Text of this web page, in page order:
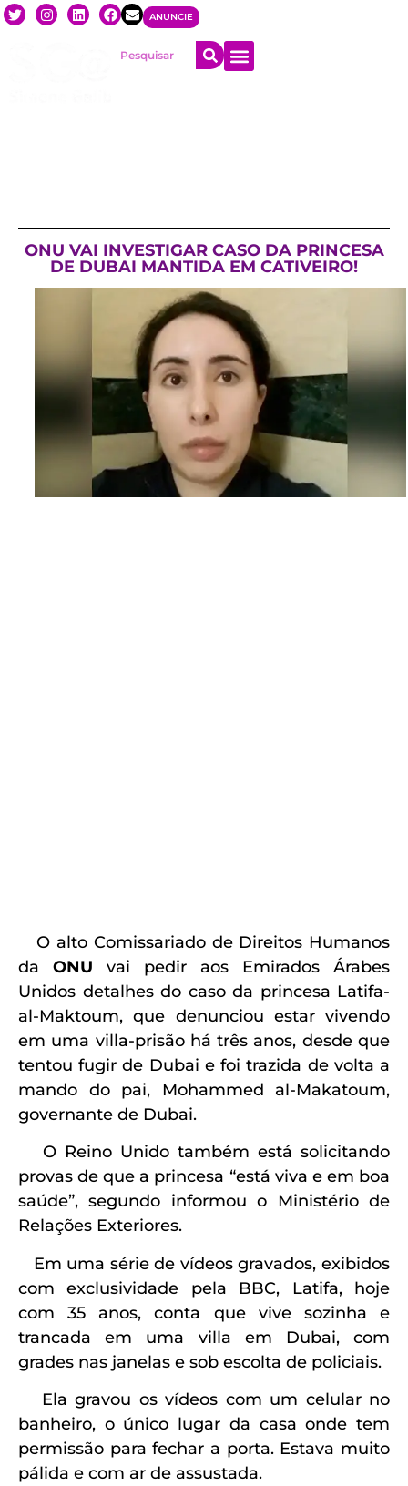
ANUNCIE
ONU VAI INVESTIGAR CASO DA PRINCESA
DE DUBAI MANTIDA EM CATIVEIRO!
O alto Comissariado de Direitos Humanos
da ONU vai pedir aos Emirados Árabes
Unidos detalhes do caso da princesa Latifa-
al-Maktoum, que denunciou estar vivendo
em uma villa-prisão há três anos, desde que
tentou fugir de Dubai e foi trazida de volta a
mando do pai, Mohammed al-Makatoum,
governante de Dubai.
O Reino Unido também está solicitando
provas de que a princesa “está viva e em boa
saúde”, segundo informou o Ministério de
Relações Exteriores.
Em uma série de vídeos gravados, exibidos
com exclusividade pela BBC, Latifa, hoje
com 35 anos, conta que vive sozinha e
trancada em uma villa em Dubai, com
grades nas janelas e sob escolta de policiais.
Ela gravou os vídeos com um celular no
banheiro, o único lugar da casa onde tem
permissão para fechar a porta. Estava muito
pálida e com ar de assustada.